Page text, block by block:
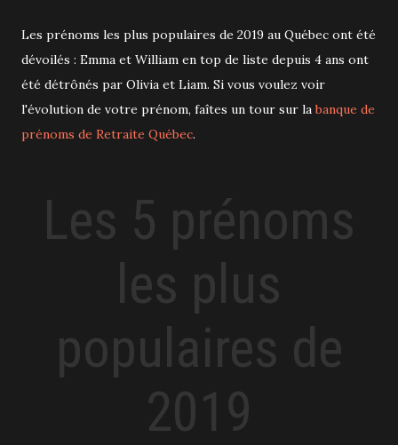
Les prénoms les plus populaires de 2019 au Québec ont été
dévoilés : Emma et William en top de liste depuis 4 ans ont
été détrônés par Olivia et Liam. Si vous voulez voir
l'évolution de votre prénom, faîtes un tour sur labanque de
prénoms de Retraite Québec.
Les 5 prénoms
les plus
populaires de
2019